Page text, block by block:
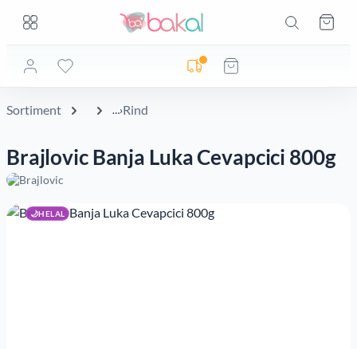
Zum Hauptinhalt springen
Lieferadresse noch nicht geprüft
Sortiment Rind
Brajlovic Banja Luka Cevapcici 800g
Bildergalerie überspringen
🌙HELAL